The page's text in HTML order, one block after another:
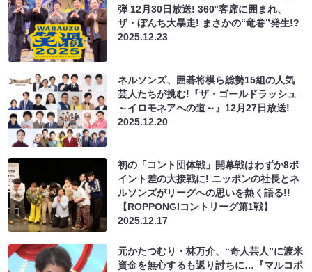
弾 12月30日放送! 360°客席に囲まれ、
ザ・ぼんち大暴走! まさかの“竜巻”発生!?
2025.12.23
ネルソンズ、囲碁将棋ら総勢15組の人気
芸人たちが挑む!『ザ・ゴールドラッシュ
～イロモネアへの道～』12月27日放送!
2025.12.20
初の「コント団体戦」開幕戦はわずか8ポ
イント差の大接戦に! ニッポンの社長とネ
ルソンズがリーグへの思いを熱く語る!!
【ROPPONGIコントリーグ第1戦】
2025.12.17
元かたつむり・林万介、“奇人芸人”に渡米
資金を無心するも返り討ちに…『マルコポ